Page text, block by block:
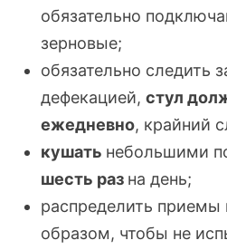
обязательно
зерновые;
обязательно следить
дефекацией, стул
ежедневно, крайний
кушать небольшими
шесть раз на день;
распределить
образом, чтобы не